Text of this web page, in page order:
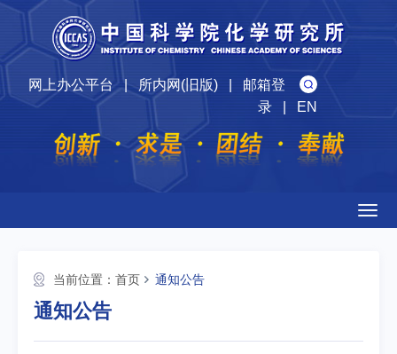
网上办公平台|所内网(旧版)| 邮箱登
录| EN
当前位置： 首页 通知公告
通知公告